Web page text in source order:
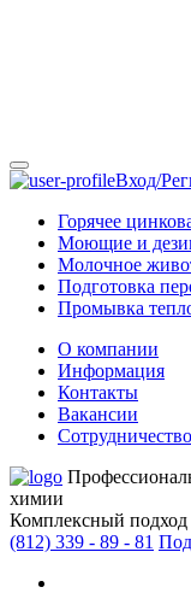
Вход/
Горячее
Моющие и
Молочное
Подготовка
Промывка
О компании
Информация
Контакты
Вакансии
Сотрудничество
химии
Комплексный подход
(812) 339 - 89 - 81